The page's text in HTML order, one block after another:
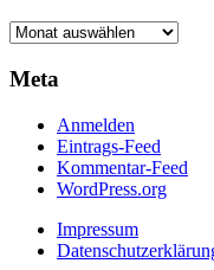
Archiv
Meta
Anmelden
Eintrags-Feed
Kommentar-Feed
WordPress.org
Impressum